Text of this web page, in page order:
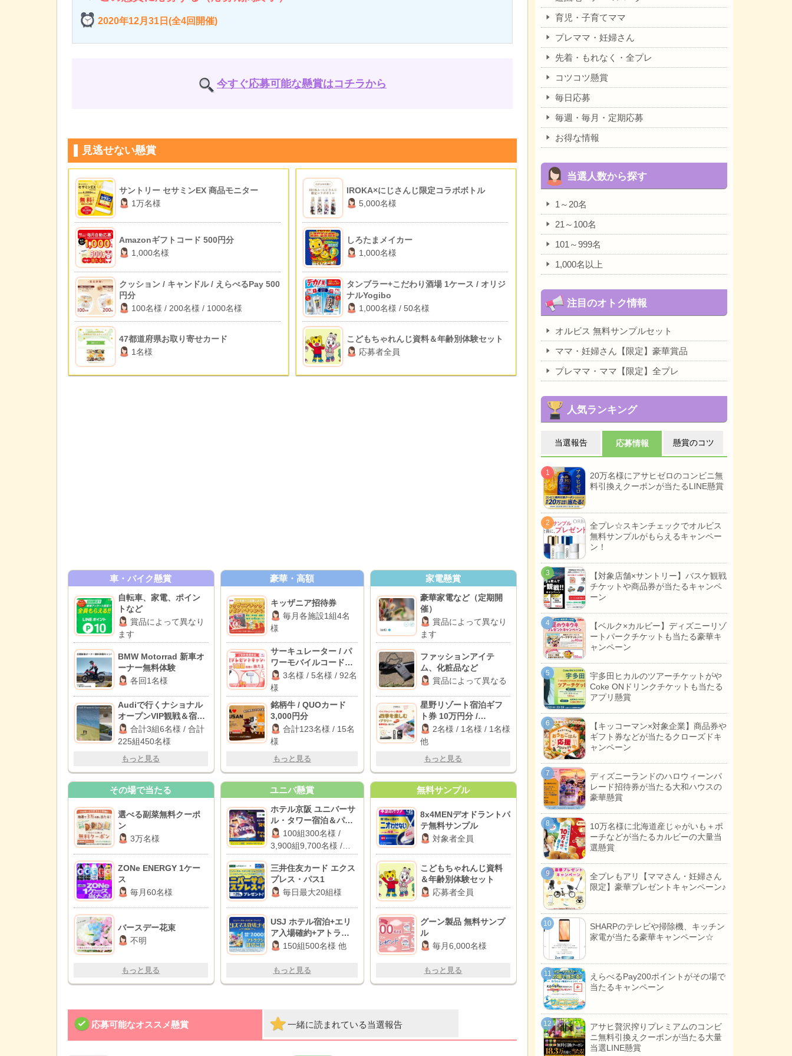
2020年12月31日(全4回開催)
今すぐ応募可能な懸賞はコチラから
見逃せない懸賞
サントリー セサミンEX 商品モニター
1万名様
Amazonギフトコード 500円分
1,000名様
クッション / キャンドル / えらべるPay 500
円分
100名様 / 200名様 / 1000名様
47都道府県お取り寄せカード
1名様
IROKA×にじさんじ限定コラボボトル
5,000名様
しろたまメイカー
1,000名様
タンブラー+こだわり酒場 1ケース / オリジ
ナルYogibo
1,000名様 / 50名様
こどもちゃれんじ資料＆年齢別体験セット
応募者全員
車・バイク懸賞
自転車、家電、ポイン
トなど
賞品によって異なり
ます
BMW Motorrad 新車オ
ーナー無料体験
各回1名様
Audiで行くナショナル
オープンVIP観戦＆宿泊
体験 / JGA主催ナショナ
ルオープン一般観戦チ
合計3組6名様 / 合計
225組450名様
もっと見る
豪華・高額
キッザニア招待券
毎月各施設1組4名
様
サーキュレーター / パ
ワーモバイルコードレ
スアイロン / COCORO
POINT 1,000円分
3名様 / 5名様 / 92名
様
銘柄牛 / QUOカード
3,000円分
合計123名様 / 15名
様
もっと見る
家電懸賞
豪華家電など（定期開
催）
賞品によって異なり
ます
ファッションアイテ
ム、化粧品など
賞品によって異なる
星野リゾート宿泊ギフ
ト券 10万円分 /
BALMUDA The Plate
Pro / Dyson 空気清浄フ
2名様 / 1名様 / 1名様
他
もっと見る
その場で当たる
選べる副菜無料クーポ
ン
3万名様
ZONe ENERGY 1ケー
ス
毎月60名様
バースデー花束
不明
もっと見る
ユニバ懸賞
ホテル京阪 ユニバーサ
ル・タワー宿泊＆パー
ク貸切イベント / パー
ク貸切イベント招待 / 1
万円キャッシュバック
100組300名様 /
3,900組9,700名様 /
2,000名様
三井住友カード エクス
プレス・パス1
毎日最大20組様
USJ ホテル宿泊+エリ
ア入場確約+アトラクシ
ョン貸切 他
150組500名様 他
もっと見る
無料サンプル
8x4MENデオドラントパ
テ無料サンプル
対象者全員
こどもちゃれんじ資料
＆年齢別体験セット
応募者全員
グーン製品 無料サンプ
ル
毎月6,000名様
もっと見る
応募可能なオススメ懸賞 一緒に読まれている当選報告
育児・子育てママ
プレママ・妊婦さん
先着・もれなく・全プレ
コツコツ懸賞
毎日応募
毎週・毎月・定期応募
お得な情報
当選人数から探す
1～20名
21～100名
101～999名
1,000名以上
注目のオトク情報
オルビス 無料サンプルセット
ママ・妊婦さん【限定】豪華賞品
プレママ・ママ【限定】全プレ
人気ランキング
当選報告 応募情報 懸賞のコツ
20万名様にアサヒゼロのコンビニ無
料引換えクーポンが当たるLINE懸賞
全プレ☆スキンチェックでオルビス
無料サンプルがもらえるキャンペー
ン！
【対象店舗×サントリー】バスケ観戦
チケットや商品券が当たるキャンペ
ーン
【ベルク×カルビー】ディズニーリゾ
ートパークチケットも当たる豪華キ
ャンペーン
宇多田ヒカルのツアーチケットがや
Coke ONドリンクチケットも当たる
アプリ懸賞
【キッコーマン×対象企業】商品券や
ギフト券などが当たるクローズドキ
ャンペーン
ディズニーランドのハロウィーンパ
レード招待券が当たる大和ハウスの
豪華懸賞
10万名様に北海道産じゃがいも＋ポ
ーチなどが当たるカルビーの大量当
選懸賞
全プレもアリ【ママさん・妊婦さん
限定】豪華プレゼントキャンペーン♪
SHARPのテレビや掃除機、キッチン
家電が当たる豪華キャンペーン☆
えらべるPay200ポイントがその場で
当たるキャンペーン
アサヒ贅沢搾りプレミアムのコンビ
ニ無料引換えクーポンが当たる大量
当選LINE懸賞